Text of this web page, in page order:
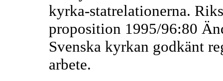
kyrka-statrelationerna.
proposition 1995/96:80
Svenska kyrkan godkänt
arbete.